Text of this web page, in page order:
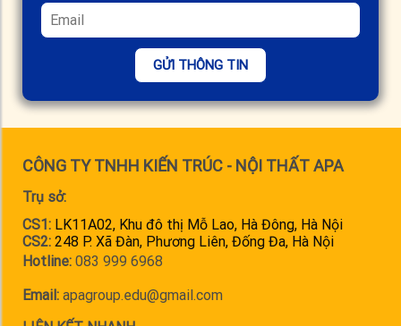
GỬI THÔNG TIN
CÔNG TY TNHH KIẾN TRÚC - NỘI THẤT APA
Trụ sở:
CS1: LK11A02, Khu đô thị Mỗ Lao, Hà Đông, Hà Nội
CS2: 248 P. Xã Đàn, Phương Liên, Đống Đa, Hà Nội
Hotline: 083 999 6968
Email: apagroup.edu@gmail.com